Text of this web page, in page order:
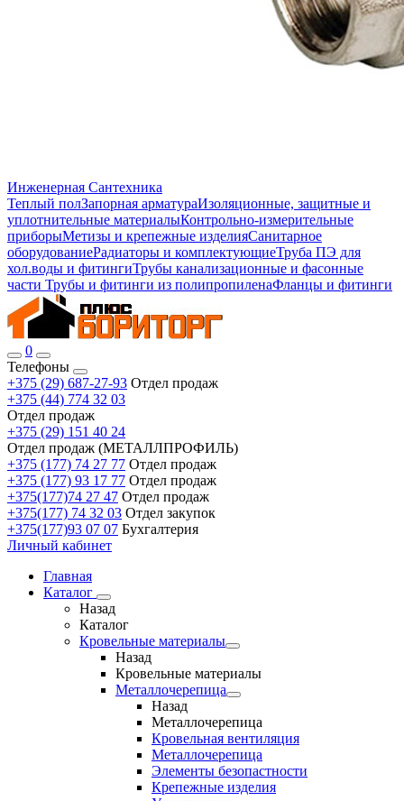
Инженерная Сантехника
Теплый полЗапорная арматураИзоляционные, защитные и
уплотнительные материалыКонтрольно-измерительные
приборыМетизы и крепежные изделияСанитарное
оборудованиеРадиаторы и комплектующиеТруба ПЭ для
хол.воды и фитингиТрубы канализационные и фасонные
части Трубы и фитинги из полипропиленаФланцы и фитинги
0
Телефоны
+375 (29) 687-27-93 Отдел продаж
+375 (44) 774 32 03
Отдел продаж
+375 (29) 151 40 24
Отдел продаж (МЕТАЛЛПРОФИЛЬ)
+375 (177) 74 27 77 Отдел продаж
+375 (177) 93 17 77 Отдел продаж
+375(177)74 27 47 Отдел продаж
+375(177) 74 32 03 Отдел закупок
+375(177)93 07 07 Бухгалтерия
Личный кабинет
Главная
Каталог
Назад
Каталог
Кровельные материалы
Назад
Кровельные материалы
Металлочерепица
Назад
Металлочерепица
Кровельная вентиляция
Металлочерепица
Элементы безопастности
Крепежные изделия